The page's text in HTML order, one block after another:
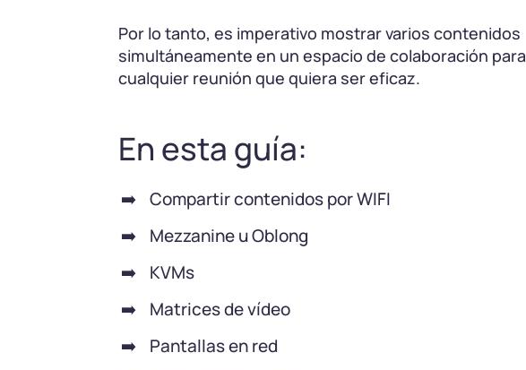
Por lo tanto, es imperativo mostrar varios contenidos
simultáneamente en un espacio de colaboración para
cualquier reunión que quiera ser eficaz.
En esta guía:
Compartir contenidos por WIFI
Mezzanine u Oblong
KVMs
Matrices de vídeo
Pantallas en red